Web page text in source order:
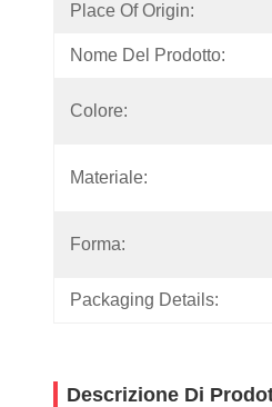
Place Of Origin:
Nome Del Prodotto:
Colore:
Materiale:
Forma:
Packaging Details:
Descrizione Di